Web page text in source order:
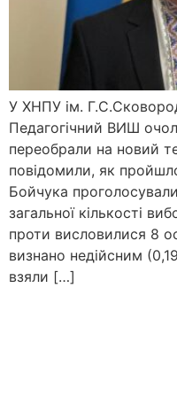
У ХНПУ ім.
Педагогічний ВИШ
переобрали на новий
повідомили, як
Бойчука
загальної кількості
проти висловилися 8
визнано недійсним
взяли […]